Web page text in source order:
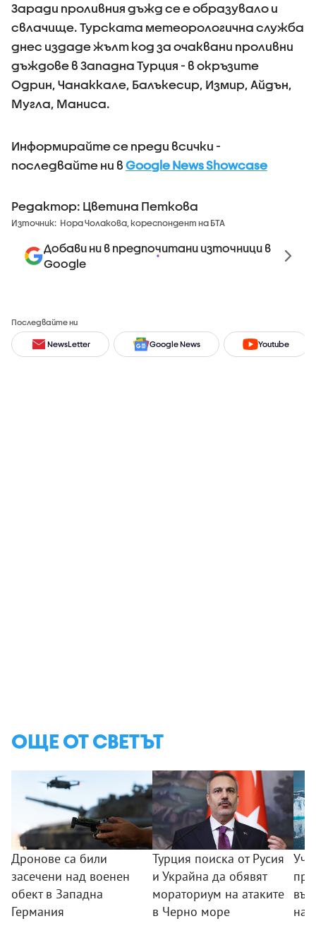
​Заради проливния дъжд се е образувало и
свлачище. Турската метеорологична служба
днес издаде жълт код за очаквани проливни
дъждове в Западна Турция - в окръзите
Одрин, Чанаккале, Балъкесир, Измир, Айдън,
Мугла, Маниса.
Информирайте се преди всички -
последвайте ни в Google News Showcase
Редактор: Цветина Петкова
Източник: Нора Чолакова, кореспондент на БТА
Добави ни в предпочитани източници в
Google
Последвайте ни
NewsLetter Google News Youtube
ОЩЕ ОТ СВЕТЪТ
Дронове са били
засечени над военен
обект в Западна
Германия
Турция поиска от Русия
и Украйна да обявят
мораториум на атаките
в Черно море
на